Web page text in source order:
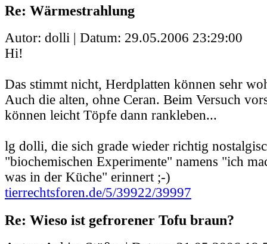
Re: Wärmestrahlung
Autor: dolli | Datum: 29.05.2006 23:29:00
Hi!
Das stimmt nicht, Herdplatten können sehr
Auch die alten, ohne Ceran. Beim Versuch
können leicht Töpfe dann rankleben...
lg dolli, die sich grade wieder richtig
"biochemischen Experimente" namens "ich
was in der Küche" erinnert ;-)
tierrechtsforen.de/5/39922/39997
Re: Wieso ist gefrorener Tofu braun?